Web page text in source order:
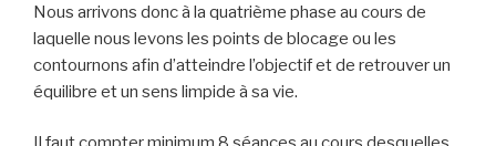
Nous arrivons donc à la quatrième phase au cours de
laquelle nous levons les points de blocage ou les
contournons afin d’atteindre l’objectif et de retrouver un
équilibre et un sens limpide à sa vie.